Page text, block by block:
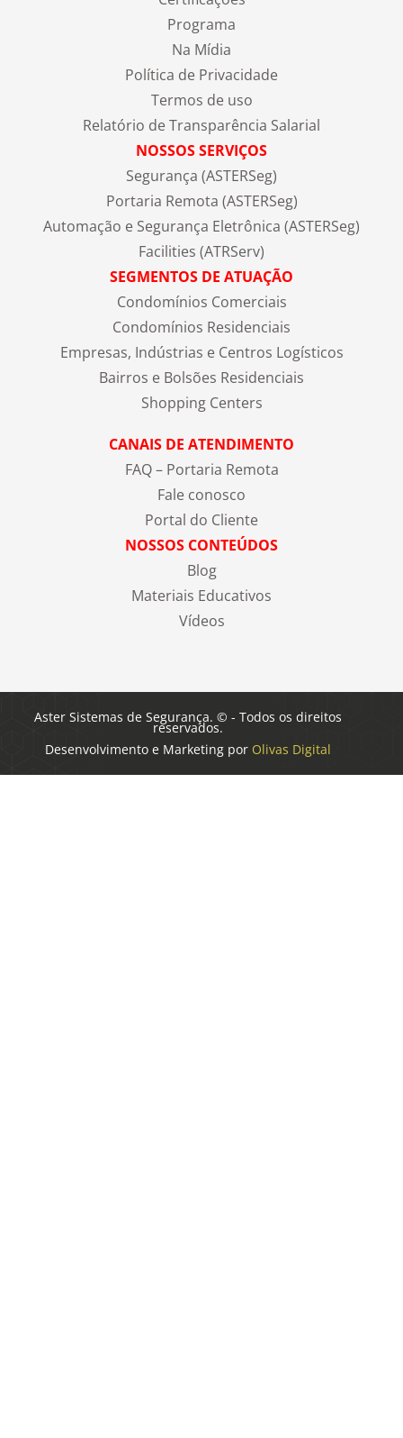
Programa
Na Mídia
Política de Privacidade
Termos de uso
Relatório de Transparência Salarial
NOSSOS SERVIÇOS
Segurança (ASTERSeg)
Portaria Remota (ASTERSeg)
Automação e Segurança Eletrônica (ASTERSeg)
Facilities (ATRServ)
SEGMENTOS DE ATUAÇÃO
Condomínios Comerciais
Condomínios Residenciais
Empresas, Indústrias e Centros Logísticos
Bairros e Bolsões Residenciais
Shopping Centers
CANAIS DE ATENDIMENTO
FAQ – Portaria Remota
Fale conosco
Portal do Cliente
NOSSOS CONTEÚDOS
Blog
Materiais Educativos
Vídeos
Aster Sistemas de Segurança. © - Todos os direitos
reservados.
Desenvolvimento e Marketing por Olivas Digital